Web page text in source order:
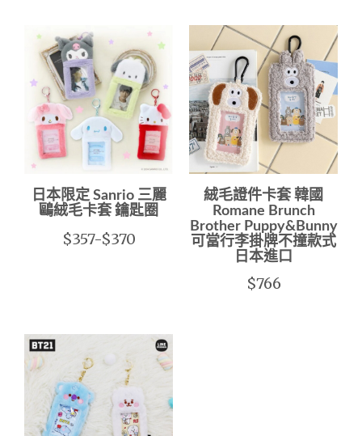
日本限定 Sanrio 三麗
鷗絨毛卡套 鑰匙圈
$357-$370
絨毛證件卡套 韓國
Romane Brunch
Brother Puppy&Bunny
可當行李掛牌不撞款式
日本進口
$766